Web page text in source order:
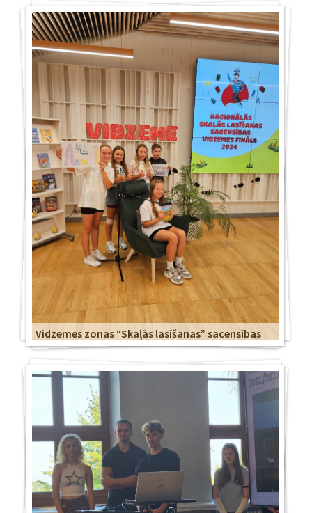
Vidzemes zonas “Skaļās lasīšanas” sacensības